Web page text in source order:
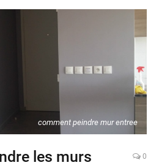
comment peindre mur entree
les murs
0